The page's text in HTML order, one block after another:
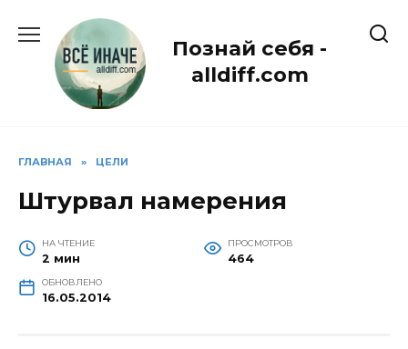
содержанию
Познай себя -
alldiff.com
ГЛАВНАЯ » ЦЕЛИ
Штурвал намерения
НА ЧТЕНИЕ
2 мин
ПРОСМОТРОВ
464
ОБНОВЛЕНО
16.05.2014